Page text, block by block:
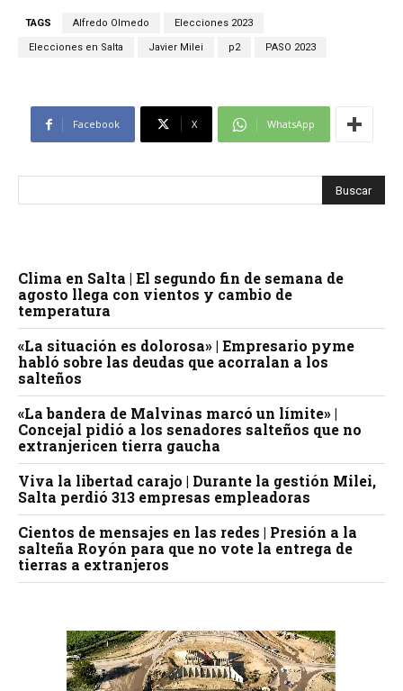
TAGS Alfredo Olmedo Elecciones 2023
Elecciones en Salta Javier Milei p2 PASO 2023
Facebook X WhatsApp
Clima en Salta | El segundo fin de semana de
agosto llega con vientos y cambio de
temperatura
«La situación es dolorosa» | Empresario pyme
habló sobre las deudas que acorralan a los
salteños
«La bandera de Malvinas marcó un límite» |
Concejal pidió a los senadores salteños que no
extranjericen tierra gaucha
Viva la libertad carajo | Durante la gestión Milei,
Salta perdió 313 empresas empleadoras
Cientos de mensajes en las redes | Presión a la
salteña Royón para que no vote la entrega de
tierras a extranjeros